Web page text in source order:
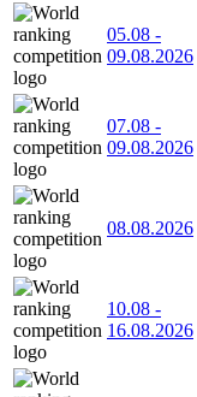
05.08 -
09.08.2026
07.08 -
09.08.2026
08.08.2026
10.08 -
16.08.2026